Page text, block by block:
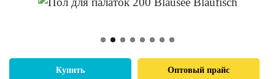
Купить Оптовый прайс